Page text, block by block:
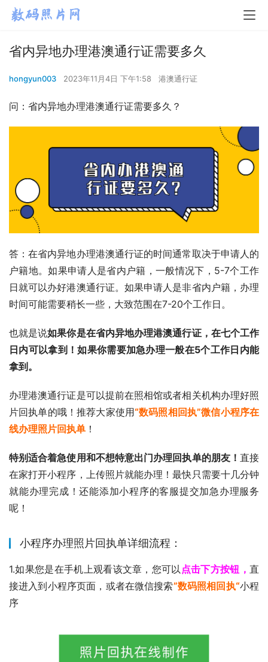
省内异地办理港澳通行证需要多久
hongyun003 2023年11月4日 下午1:58 港澳通行证
问：省内异地办理港澳通行证需要多久？
答：在省内异地办理港澳通行证的时间通常取决于申请人的
户籍地。如果申请人是省内户籍，一般情况下，5-7个工作
日就可以办好港澳通行证。如果申请人是非省内户籍，办理
时间可能需要稍长一些，大致范围在7-20个工作日。
也就是说如果你是在省内异地办理港澳通行证，在七个工作
日内可以拿到！如果你需要加急办理一般在5个工作日内能
拿到。
办理港澳通行证是可以提前在照相馆或者相关机构办理好照
片回执单的哦！推荐大家使用“数码照相回执”微信小程序在
线办理照片回执单 ！
特别适合着急使用和不想特意出门办理回执单的朋友！ 直接
在家打开小程序，上传照片就能办理！最快只需要十几分钟
就能办理完成！还能添加小程序的客服提交加急办理服务
呢！
小程序办理照片回执单详细流程：
1.如果您是在手机上观看该文章，您可以 点击下方按钮，直
接进入到小程序页面，或者在微信搜索”数码照相回执“小程
序